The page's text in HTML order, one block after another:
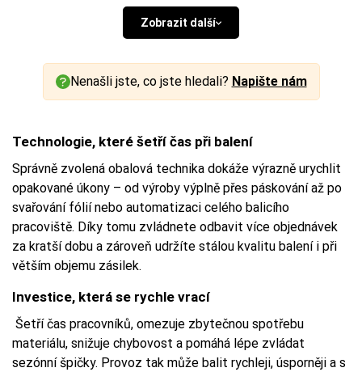
Nenašli jste, co jste hledali? Napište nám
Zobrazit další
Technologie, které šetří čas při balení
Správně zvolená obalová technika dokáže výrazně urychlit
opakované úkony – od výroby výplně přes páskování až po
svařování fólií nebo automatizaci celého balicího
pracoviště. Díky tomu zvládnete odbavit více objednávek
za kratší dobu a zároveň udržíte stálou kvalitu balení i při
větším objemu zásilek.
Investice, která se rychle vrací
Šetří čas pracovníků, omezuje zbytečnou spotřebu
materiálu, snižuje chybovost a pomáhá lépe zvládat
sezónní špičky. Provoz tak může balit rychleji, úsporněji a s